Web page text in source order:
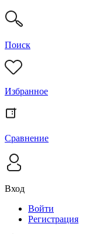
Поиск
Избранное
Сравнение
Вход
Войти
Регистрация